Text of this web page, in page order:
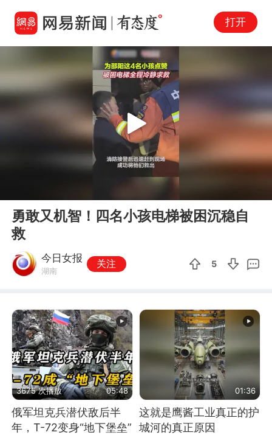
打开
Play
勇敢又机智！四名小孩电梯被困沉稳自
救
今日女报
湖南
关注 5
3675 次播放 05:48
俄军坦克兵潜伏敌后半
年，T-72变身“地下堡垒”
01:36
这就是鹰酱工业真正的护
城河的真正原因